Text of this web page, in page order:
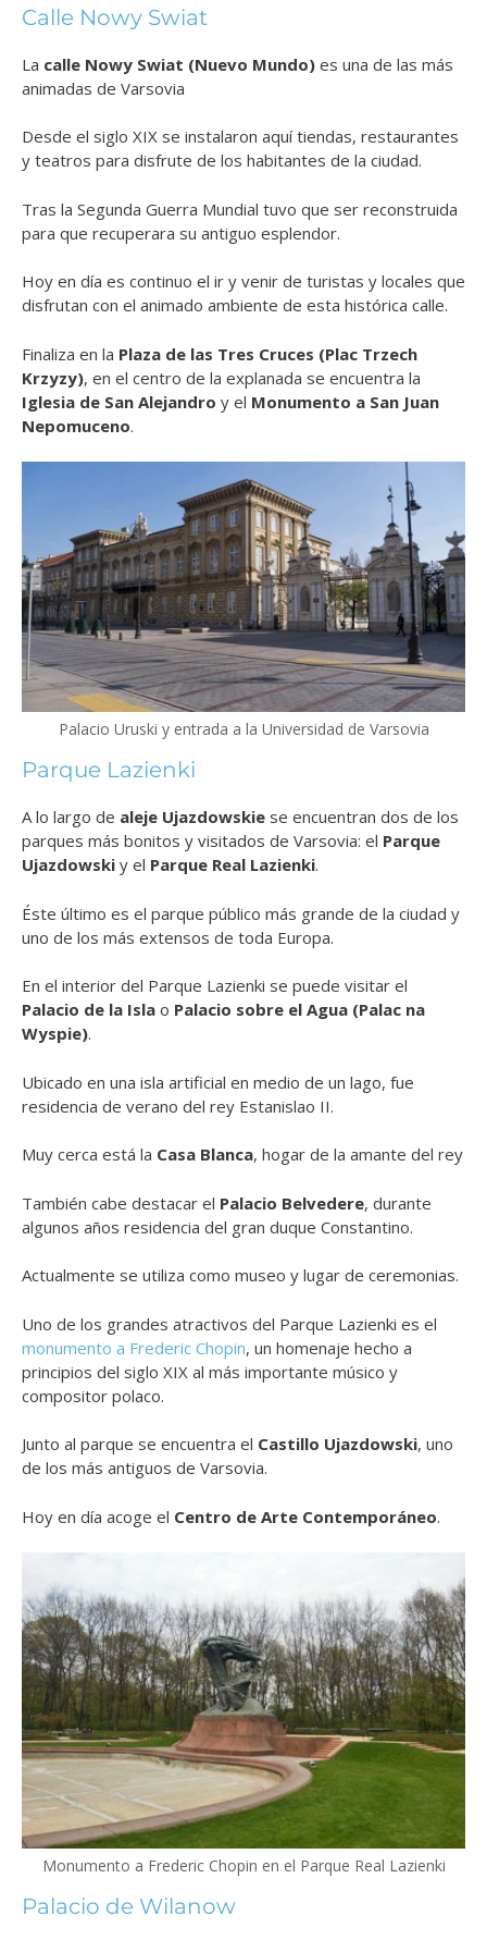
Calle Nowy Swiat
La calle Nowy Swiat (Nuevo Mundo) es una de las más
animadas de Varsovia
Desde el siglo XIX se instalaron aquí tiendas, restaurantes
y teatros para disfrute de los habitantes de la ciudad.
Tras la Segunda Guerra Mundial tuvo que ser reconstruida
para que recuperara su antiguo esplendor.
Hoy en día es continuo el ir y venir de turistas y locales que
disfrutan con el animado ambiente de esta histórica calle.
Finaliza en la Plaza de las Tres Cruces (Plac Trzech
Krzyzy), en el centro de la explanada se encuentra la
Iglesia de San Alejandro y el Monumento a San Juan
Nepomuceno.
Palacio Uruski y entrada a la Universidad de Varsovia
Parque Lazienki
A lo largo de aleje Ujazdowskie se encuentran dos de los
parques más bonitos y visitados de Varsovia: el Parque
Ujazdowski y el Parque Real Lazienki.
Éste último es el parque público más grande de la ciudad y
uno de los más extensos de toda Europa.
En el interior del Parque Lazienki se puede visitar el
Palacio de la Isla o Palacio sobre el Agua (Palac na
Wyspie).
Ubicado en una isla artificial en medio de un lago, fue
residencia de verano del rey Estanislao II.
Muy cerca está la Casa Blanca, hogar de la amante del rey
También cabe destacar el Palacio Belvedere, durante
algunos años residencia del gran duque Constantino.
Actualmente se utiliza como museo y lugar de ceremonias.
Uno de los grandes atractivos del Parque Lazienki es el
monumento a Frederic Chopin, un homenaje hecho a
principios del siglo XIX al más importante músico y
compositor polaco.
Junto al parque se encuentra el Castillo Ujazdowski, uno
de los más antiguos de Varsovia.
Hoy en día acoge el Centro de Arte Contemporáneo.
Monumento a Frederic Chopin en el Parque Real Lazienki
Palacio de Wilanow